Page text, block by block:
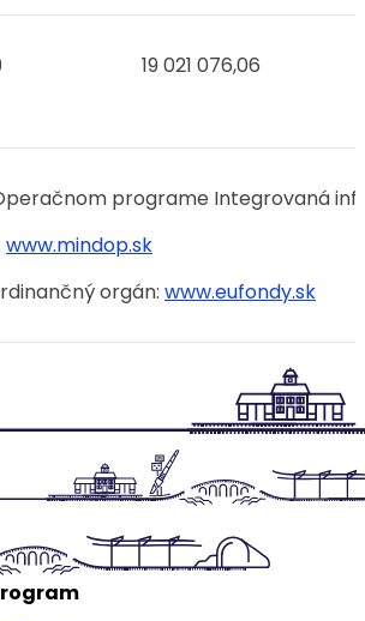
19 021 076,06
programe Integrovaná
www.mindop.sk
orgán: www.eufondy.sk